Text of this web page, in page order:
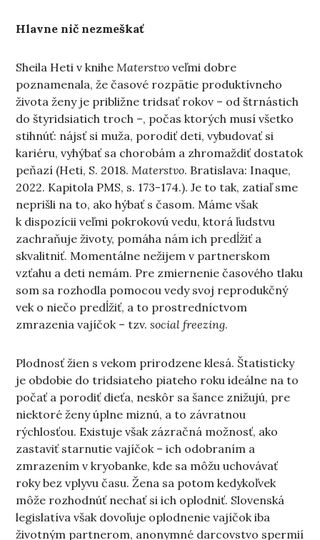
Hlavne nič nezmeškať
Sheila Heti v kniheMaterstvoveľmi dobre
poznamenala, že časové rozpätie produktívneho
života ženy je približne tridsať rokov – od štrnástich
do štyridsiatich troch –, počas ktorých musí všetko
stihnúť: nájsť si muža, porodiť deti, vybudovať si
kariéru, vyhýbať sa chorobám a zhromaždiť dostatok
peňazí (Heti, S. 2018.Materstvo. Bratislava: Inaque,
2022. Kapitola PMS, s. 173-174.). Je to tak, zatiaľ sme
neprišli na to, ako hýbať s časom. Máme však
k dispozícii veľmi pokrokovú vedu, ktorá ľudstvu
zachraňuje životy, pomáha nám ich predĺžiť a
skvalitniť. Momentálne nežijem v partnerskom
vzťahu a deti nemám. Pre zmiernenie časového tlaku
som sa rozhodla pomocou vedy svoj reprodukčný
vek o niečo predĺžiť, a to prostredníctvom
zmrazenia vajíčok – tzv.social freezing.
Plodnosť žien s vekom prirodzene klesá. Štatisticky
je obdobie do tridsiateho piateho roku ideálne na to
počať a porodiť dieťa, neskôr sa šance znižujú, pre
niektoré ženy úplne miznú, a to závratnou
rýchlosťou. Existuje však zázračná možnosť, ako
zastaviť starnutie vajíčok – ich odobraním a
zmrazením v kryobanke, kde sa môžu uchovávať
roky bez vplyvu času. Žena sa potom kedykoľvek
môže rozhodnúť nechať si ich oplodniť. Slovenská
legislatíva však dovoľuje oplodnenie vajíčok iba
životným partnerom, anonymné darcovstvo spermií